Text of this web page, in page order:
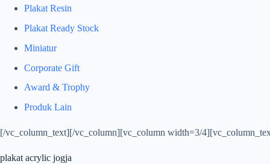
Plakat Resin
Plakat Ready Stock
Miniatur
Corporate Gift
Award & Trophy
Produk Lain
[/vc_column_text][/vc_column][vc_column width=3/
plakat acrylic jogja